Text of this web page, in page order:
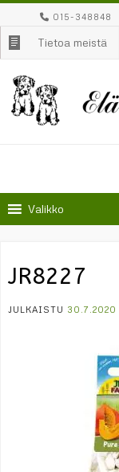
to
content
015-348848
Tietoa meistä
Valikko
JR8227
JULKAISTU 30.7.2020